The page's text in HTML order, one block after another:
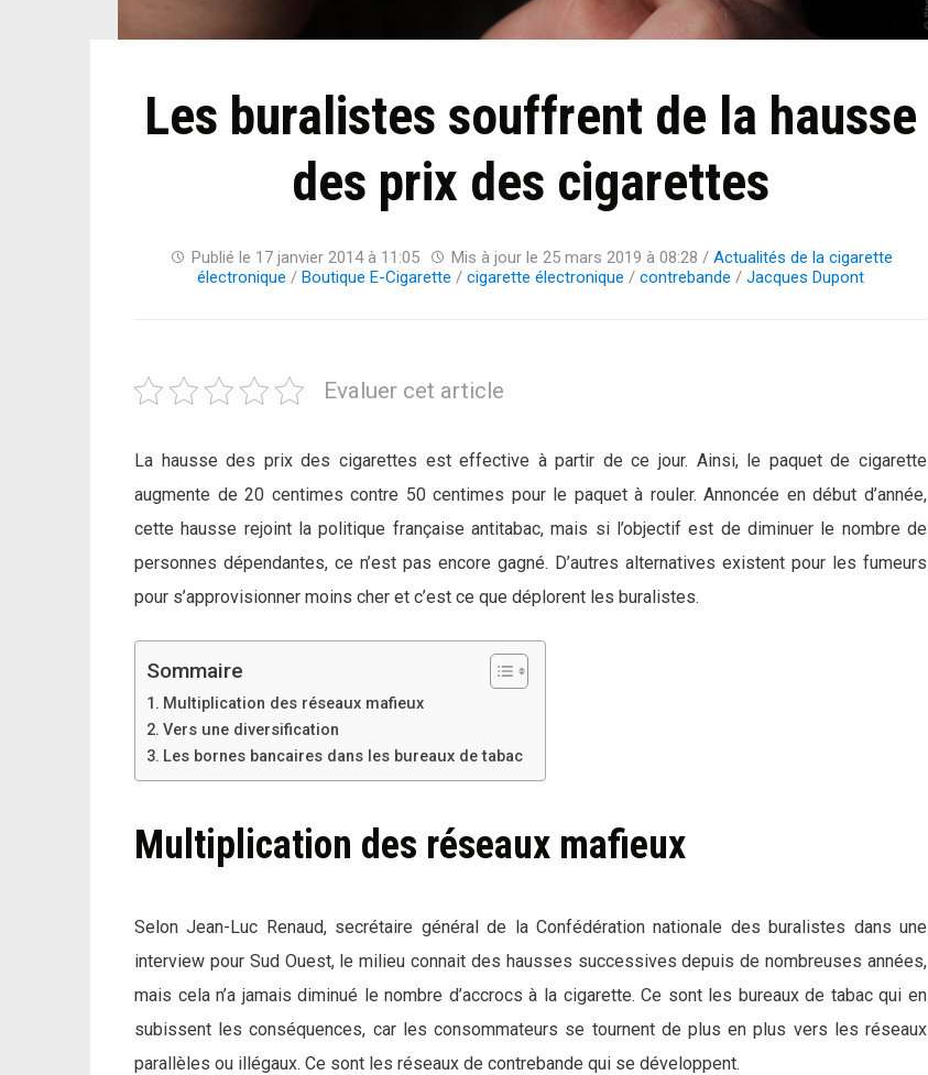
Les buralistes souffrent de la hausse
des prix des cigarettes
Publié le 17 janvier 2014 à 11:05 Mis à jour le 25 mars 2019 à 08:28 / Actualités de la cigarette
électronique / Boutique E-Cigarette / cigarette électronique / contrebande / Jacques Dupont
Evaluer cet article
La hausse des prix des cigarettes est effective à partir de ce jour. Ainsi, le paquet de cigarette
augmente de 20 centimes contre 50 centimes pour le paquet à rouler. Annoncée en début d’année,
cette hausse rejoint la politique française antitabac, mais si l’objectif est de diminuer le nombre de
personnes dépendantes, ce n’est pas encore gagné. D’autres alternatives existent pour les fumeurs
pour s’approvisionner moins cher et c’est ce que déplorent les buralistes.
Sommaire
Multiplication des réseaux mafieux
Vers une diversification
Les bornes bancaires dans les bureaux de tabac
Multiplication des réseaux mafieux
Selon Jean-Luc Renaud, secrétaire général de la Confédération nationale des buralistes dans une
interview pour Sud Ouest, le milieu connait des hausses successives depuis de nombreuses années,
mais cela n’a jamais diminué le nombre d’accrocs à la cigarette. Ce sont les bureaux de tabac qui en
subissent les conséquences, car les consommateurs se tournent de plus en plus vers les réseaux
parallèles ou illégaux. Ce sont les réseaux de contrebande qui se développent.